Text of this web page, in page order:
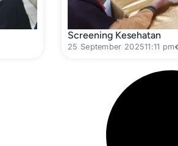
Screening Kesehatan
25 September 202511:11 pm